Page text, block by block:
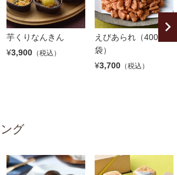
芋くりなんきん
¥3,900 （税込）
えびあられ（400g×4
袋）
¥3,700 （税込）
グ